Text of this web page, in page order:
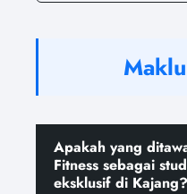
Apakah yang
Fitness sebagai
eksklusif di Kajang?